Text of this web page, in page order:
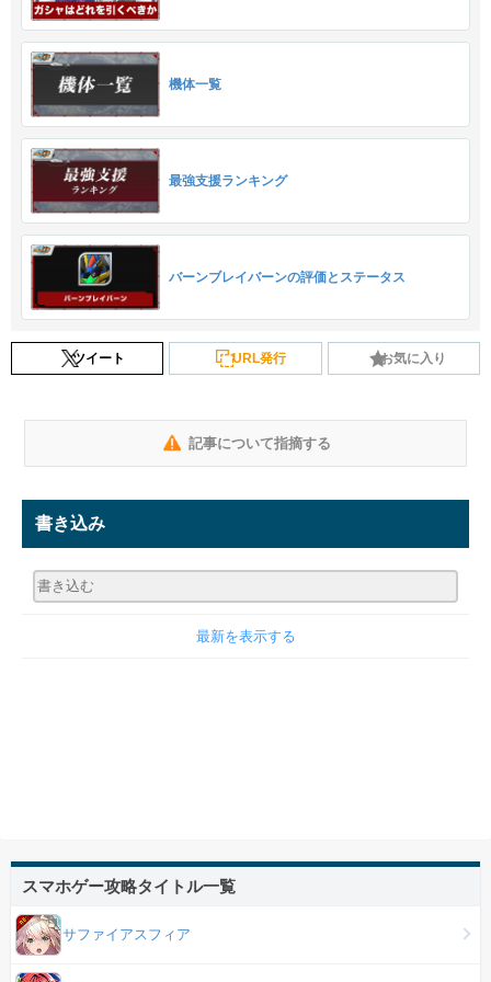
機体一覧
最強支援ランキング
バーンブレイバーンの評価とステータス
ツイート URL発行 お気に入り
記事について指摘する
書き込み
最新を表示する
スマホゲー攻略タイトル一覧
サファイアスフィア